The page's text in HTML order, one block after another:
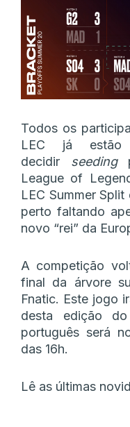
Todos os
LEC já estão
decidir seeding
League of
LEC Summer
perto faltando
novo “rei” da
A competição
final da árvore
Fnatic. Este jogo
desta edição
português será
das 16h.
Lê as últimas